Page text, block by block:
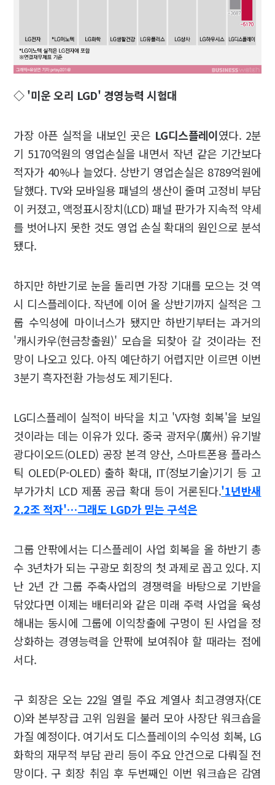
◇ '미운 오리 LGD' 경영능력 시험대
가장 아픈 실적을 내보인 곳은 LG디스플레이였다. 2분
기 5170억원의 영업손실을 내면서 작년 같은 기간보다
적자가 40%나 늘었다. 상반기 영업손실은 8789억원에
달했다. TV와 모바일용 패널의 생산이 줄며 고정비 부담
이 커졌고, 액정표시장치(LCD) 패널 판가가 지속적 약세
를 벗어나지 못한 것도 영업 손실 확대의 원인으로 분석
됐다.
하지만 하반기로 눈을 돌리면 가장 기대를 모으는 것 역
시 디스플레이다. 작년에 이어 올 상반기까지 실적은 그
룹 수익성에 마이너스가 됐지만 하반기부터는 과거의
'캐시카우(현금창출원)' 모습을 되찾아 갈 것이라는 전
망이 나오고 있다. 아직 예단하기 어렵지만 이르면 이번
3분기 흑자전환 가능성도 제기된다.
LG디스플레이 실적이 바닥을 치고 'V자형 회복'을 보일
것이라는 데는 이유가 있다. 중국 광저우(廣州) 유기발
광다이오드(OLED) 공장 본격 양산, 스마트폰용 플라스
틱 OLED(P-OLED) 출하 확대, IT(정보기술)기기 등 고
부가가치 LCD 제품 공급 확대 등이 거론된다.'1년반새
2.2조 적자'…그래도 LGD가 믿는 구석은
그룹 안팎에서는 디스플레이 사업 회복을 올 하반기 총
수 3년차가 되는 구광모 회장의 첫 과제로 꼽고 있다. 지
난 2년 간 그룹 주축사업의 경쟁력을 바탕으로 기반을
닦았다면 이제는 배터리와 같은 미래 주력 사업을 육성
해내는 동시에 그룹에 이익창출에 구멍이 된 사업을 정
상화하는 경영능력을 안팎에 보여줘야 할 때라는 점에
서다.
구 회장은 오는 22일 열릴 주요 계열사 최고경영자(CE
O)와 본부장급 고위 임원을 불러 모아 사장단 워크숍을
가질 예정이다. 여기서도 디스플레이의 수익성 회복, LG
화학의 재무적 부담 관리 등이 주요 안건으로 다뤄질 전
망이다. 구 회장 취임 후 두번째인 이번 워크숍은 감염